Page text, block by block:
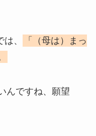
、
「（母は）まっ
んですね、願望